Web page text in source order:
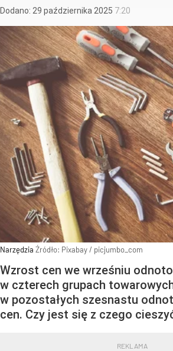
Dodano: 29 października 2025 7:20
Narzędzia Źródło: Pixabay/ picjumbo_com
Wzrost cen we wrześniu
w czterech grupach
w pozostałych szesnastu
cen. Czy jest się z czego